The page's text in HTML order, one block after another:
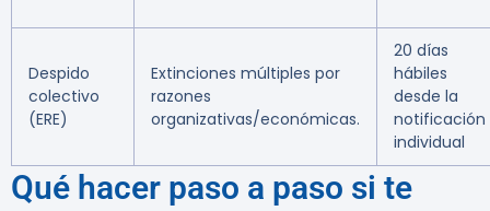
Despido
colectivo
(ERE)
Extinciones múltiples por
razones
organizativas/económicas.
20 días
hábiles
desde la
notificación
individual
Qué hacer paso a paso si te